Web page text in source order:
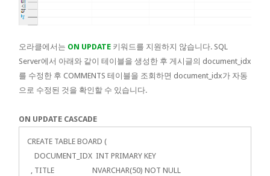
오라클에서는 ON UPDATE 키워드를 지원하지 않습니다. SQL
Server에서 아래와 같이 테이블을 생성한 후 게시글의 document_idx
를 수정한 후 COMMENTS 테이블을 조회하면 document_idx가 자동
으로 수정된 것을 확인할 수 있습니다.
ON UPDATE CASCADE
CREATE TABLE BOARD (
DOCUMENT_IDX INT PRIMARY KEY
, TITLE NVARCHAR(50) NOT NULL